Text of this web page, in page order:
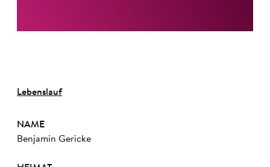
Lebenslauf
NAME
Benjamin Gericke